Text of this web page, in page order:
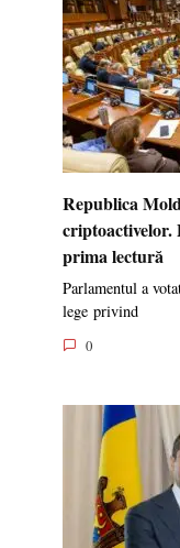
Republica
criptoactivelor.
prima lectură
Parlamentul a
lege privind
0